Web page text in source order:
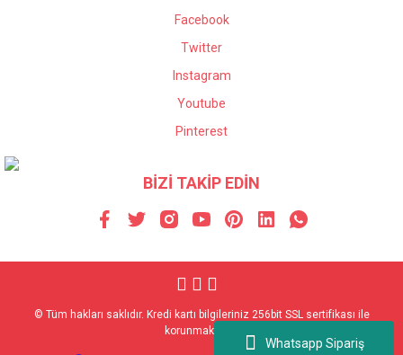
Whatsapp Sipariş
Facebook
Twitter
Instagram
Youtube
Pinterest
BİZİ TAKİP EDİN
© Tüm hakları saklıdır. Kredi kartı bilgileriniz 256bit SSL sertifikası ile
korunmaktadır.